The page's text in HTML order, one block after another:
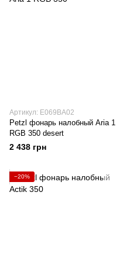
Артикул: E069BA02
Petzl фонарь налобный Aria 1
RGB 350 desert
2 438 грн
−20%